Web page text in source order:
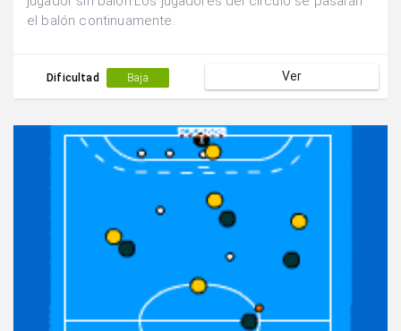
el balón continuamente.
Dificultad Baja Ver